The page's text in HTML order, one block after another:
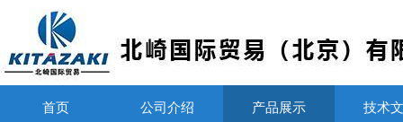
首页 公司介绍 产品展示 技术